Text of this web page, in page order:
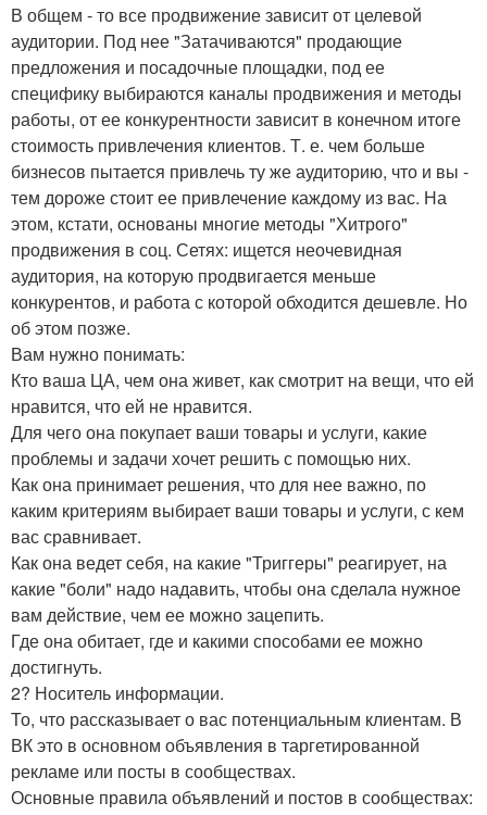
В общем - то все продвижение зависит от целевой
аудитории. Под нее "Затачиваются" продающие
предложения и посадочные площадки, под ее
специфику выбираются каналы продвижения и методы
работы, от ее конкурентности зависит в конечном итоге
стоимость привлечения клиентов. Т. е. чем больше
бизнесов пытается привлечь ту же аудиторию, что и вы -
тем дороже стоит ее привлечение каждому из вас. На
этом, кстати, основаны многие методы "Хитрого"
продвижения в соц. Сетях: ищется неочевидная
аудитория, на которую продвигается меньше
конкурентов, и работа с которой обходится дешевле. Но
об этом позже.
Вам нужно понимать:
Кто ваша ЦА, чем она живет, как смотрит на вещи, что ей
нравится, что ей не нравится.
Для чего она покупает ваши товары и услуги, какие
проблемы и задачи хочет решить с помощью них.
Как она принимает решения, что для нее важно, по
каким критериям выбирает ваши товары и услуги, с кем
вас сравнивает.
Как она ведет себя, на какие "Триггеры" реагирует, на
какие "боли" надо надавить, чтобы она сделала нужное
вам действие, чем ее можно зацепить.
Где она обитает, где и какими способами ее можно
достигнуть.
2? Носитель информации.
То, что рассказывает о вас потенциальным клиентам. В
ВК это в основном объявления в таргетированной
рекламе или посты в сообществах.
Основные правила объявлений и постов в сообществах: